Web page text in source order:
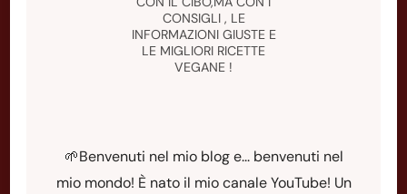
CONSIGLI , LE
INFORMAZIONI GIUSTE E
LE MIGLIORI RICETTE
VEGANE !
🌱Benvenuti nel mio blog e... benvenuti nel
mio mondo! È nato il mio canale YouTube! Un